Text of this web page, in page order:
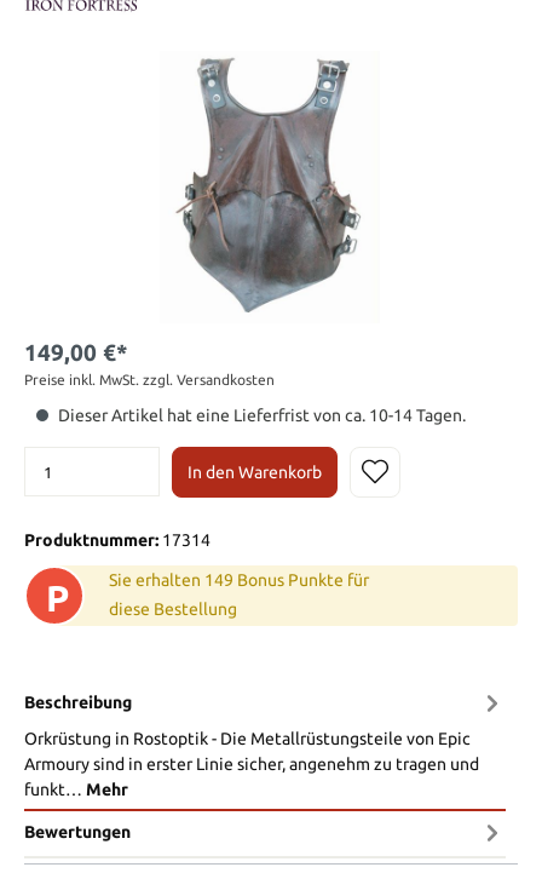
149,00 €*
Preise inkl. MwSt. zzgl. Versandkosten
Dieser Artikel hat eine Lieferfrist von ca. 10-14 Tagen.
In den Warenkorb
Produktnummer: 17314
P
Sie erhalten 149 Bonus Punkte für
diese Bestellung
Beschreibung
Orkrüstung in Rostoptik - Die Metallrüstungsteile von Epic
Armoury sind in erster Linie sicher, angenehm zu tragen und
funkt… Mehr
Bewertungen